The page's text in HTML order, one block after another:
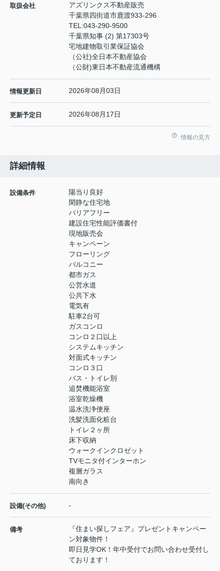
取扱会社
アズリンクス不動産販売
千葉県四街道市鹿渡933-296
TEL:043-290-9500
千葉県知事 (2) 第17303号
宅地建物取引業保証協会
（公社)全日本不動産協会
（公財)東日本不動産流通機構
情報更新日 2026年08月03日
更新予定日 2026年08月17日
情報の見方
詳細情報
設備条件
陽当り良好
閑静な住宅地
バリアフリー
建設住宅性能評価書付
現地販売会
キャンペーン
フローリング
バルコニー
都市ガス
公営水道
公共下水
電気有
駐車2台可
ガスコンロ
コンロ２口以上
システムキッチン
対面式キッチン
コンロ３口
バス・トイレ別
追焚機能浴室
浴室乾燥機
温水洗浄便座
洗髪洗面化粧台
トイレ２ヶ所
床下収納
ウォークインクロゼット
TVモニタ付インターホン
複層ガラス
南向き
設備(その他) -
備考
『住まい探しフェア』プレゼントキャンペー
ン対象物件！
即日見学OK！年中受付でお問い合わせ受付し
ております！